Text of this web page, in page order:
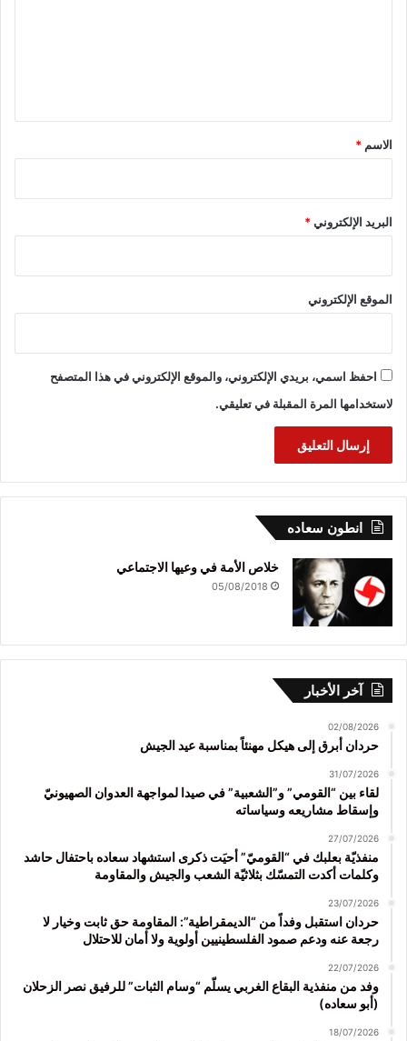
*
الاسم *
البريد الإلكتروني*
الموقع الإلكتروني
احفظ اسمي، بريدي الإلكتروني، والموقع الإلكتروني في هذا المتصفح
لاستخدامها المرة المقبلة في تعليقي.
انطون سعاده
خلاص الأمة في وعيها الاجتماعي
05/08/2018
آخر الأخبار
02/08/2026
حردان أبرق إلى هيكل مهنئاً بمناسبة عيد الجيش
31/07/2026
لقاء بين “القومي” و”الشعبية” في صيدا لمواجهة العدوان الصهيونيّ
وإسقاط مشاريعه وسياساته
27/07/2026
منفذيّة بعلبك في “القوميّ” أحيَت ذكرى استشهاد سعاده باحتفال حاشد
وكلمات أكدت التمسّك بثلاثيّة الشعب والجيش والمقاومة
23/07/2026
حردان استقبل وفداً من “الديمقراطية”: المقاومة حق ثابت وخيار لا
رجعة عنه ودعم صمود الفلسطينيين أولوية ولا أمان للاحتلال
22/07/2026
وفد من منفذية البقاع الغربي يسلّم “وسام الثبات” للرفيق نصر الزحلان
(أبو سعاده)
18/07/2026